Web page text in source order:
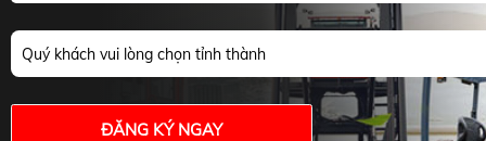
Quý khách vui lòng chọn tỉnh thành
ĐĂNG KÝ NGAY